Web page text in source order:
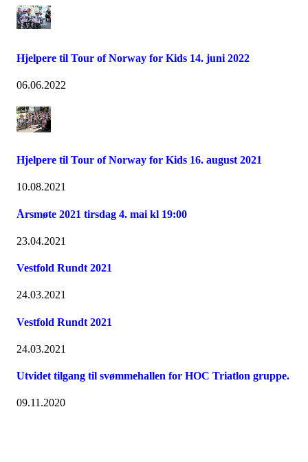
Hjelpere til Tour of Norway for Kids 14. juni 2022
06.06.2022
Hjelpere til Tour of Norway for Kids 16. august 2021
10.08.2021
Årsmøte 2021 tirsdag 4. mai kl 19:00
23.04.2021
Vestfold Rundt 2021
24.03.2021
Vestfold Rundt 2021
24.03.2021
Utvidet tilgang til svømmehallen for HOC Triatlon gruppe.
09.11.2020